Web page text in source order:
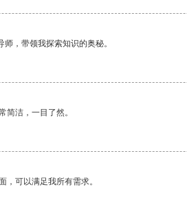
，带领我探索知识的奥秘。
简洁，一目了然。
，可以满足我所有需求。